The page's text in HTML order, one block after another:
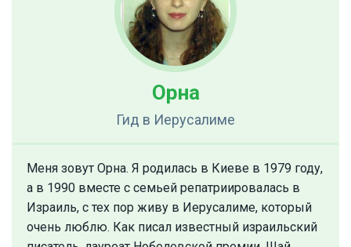
Орна
Гид в Иерусалиме
Меня зовут Орна. Я родилась в Киеве в 1979 году,
а в 1990 вместе с семьей репатриировалась в
Израиль, с тех пор живу в Иерусалиме, который
очень люблю. Как писал известный израильский